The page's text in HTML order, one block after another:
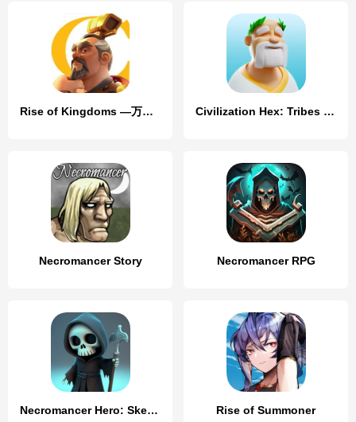
Rise of Kingdoms ―万国覚醒― Civilization Hex: Tribes Rise
Necromancer Story Necromancer RPG
Necromancer Hero: Skeletons 3D Rise of Summoner